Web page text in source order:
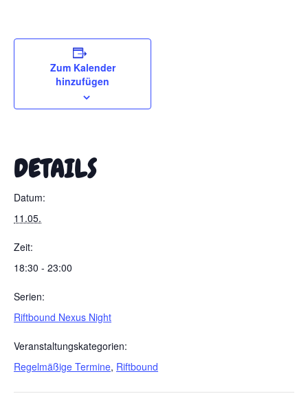
Zum Kalender
hinzufügen
DETAILS
Datum:
11.05.
Zeit:
18:30 - 23:00
Serien:
Riftbound Nexus Night
Veranstaltungskategorien:
Regelmäßige Termine, Riftbound